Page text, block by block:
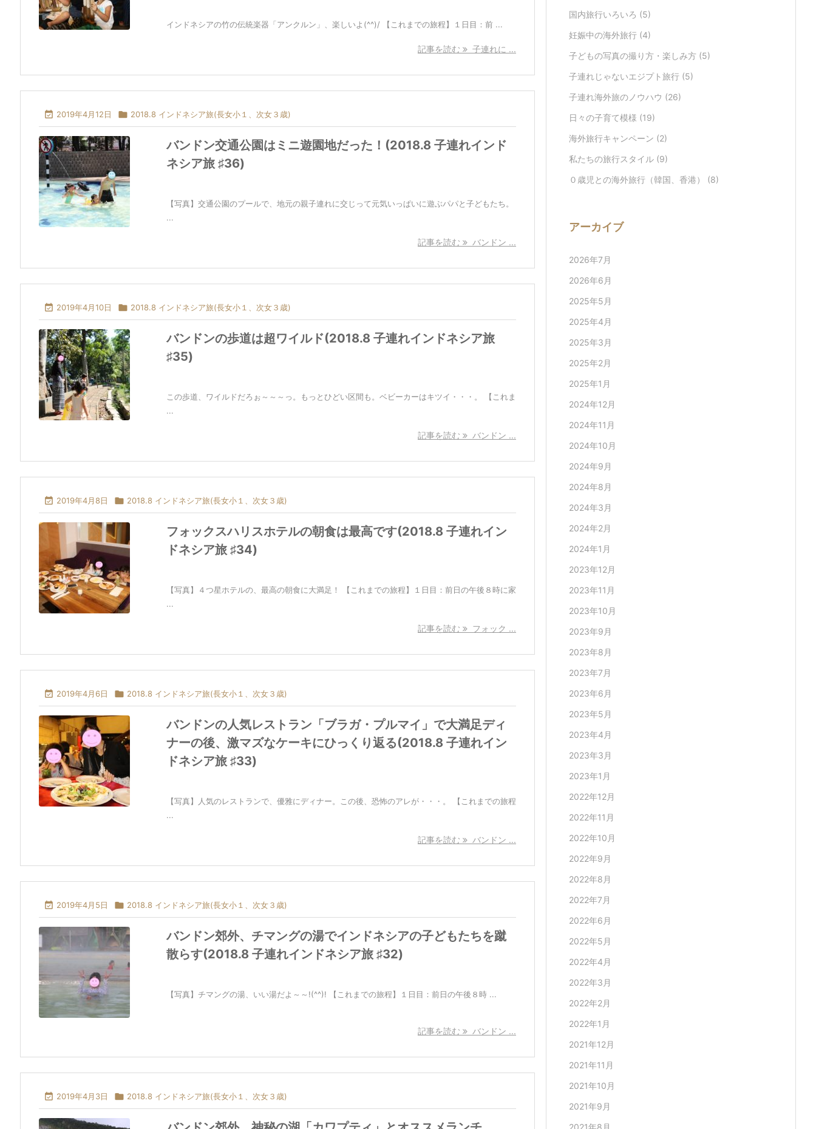
インドネシアの竹の伝統楽器「アンクルン」、楽しいよ(^^)/ 【これまでの旅程】１日目：前 ...
記事を読む 子連れに ...
 2019年4月12日  2018.8 インドネシア旅(長女小１、次女３歳)
バンドン交通公園はミニ遊園地だった！(2018.8 子連れインド
ネシア旅 ♯36)
【写真】交通公園のプールで、地元の親子連れに交じって元気いっぱいに遊ぶパパと子どもたち。
...
記事を読む バンドン ...
 2019年4月10日  2018.8 インドネシア旅(長女小１、次女３歳)
バンドンの歩道は超ワイルド(2018.8 子連れインドネシア旅
♯35)
この歩道、ワイルドだろぉ～～～っ。もっとひどい区間も。ベビーカーはキツイ・・・。 【これま
...
記事を読む バンドン ...
 2019年4月8日  2018.8 インドネシア旅(長女小１、次女３歳)
フォックスハリスホテルの朝食は最高です(2018.8 子連れイン
ドネシア旅 ♯34)
【写真】４つ星ホテルの、最高の朝食に大満足！ 【これまでの旅程】１日目：前日の午後８時に家
...
記事を読む フォック ...
 2019年4月6日  2018.8 インドネシア旅(長女小１、次女３歳)
バンドンの人気レストラン「ブラガ・プルマイ」で大満足ディ
ナーの後、激マズなケーキにひっくり返る(2018.8 子連れイン
ドネシア旅 ♯33)
【写真】人気のレストランで、優雅にディナー。この後、恐怖のアレが・・・。 【これまでの旅程
...
記事を読む バンドン ...
 2019年4月5日  2018.8 インドネシア旅(長女小１、次女３歳)
バンドン郊外、チマングの湯でインドネシアの子どもたちを蹴
散らす(2018.8 子連れインドネシア旅 ♯32)
【写真】チマングの湯、いい湯だよ～～!(^^)! 【これまでの旅程】１日目：前日の午後８時 ...
記事を読む バンドン ...
 2019年4月3日  2018.8 インドネシア旅(長女小１、次女３歳)
国内旅行いろいろ (5)
妊娠中の海外旅行 (4)
子どもの写真の撮り方・楽しみ方 (5)
子連れじゃないエジプト旅行 (5)
子連れ海外旅のノウハウ (26)
日々の子育て模様 (19)
海外旅行キャンペーン (2)
私たちの旅行スタイル (9)
０歳児との海外旅行（韓国、香港） (8)
アーカイブ
2026年7月
2026年6月
2025年5月
2025年4月
2025年3月
2025年2月
2025年1月
2024年12月
2024年11月
2024年10月
2024年9月
2024年8月
2024年3月
2024年2月
2024年1月
2023年12月
2023年11月
2023年10月
2023年9月
2023年8月
2023年7月
2023年6月
2023年5月
2023年4月
2023年3月
2023年1月
2022年12月
2022年11月
2022年10月
2022年9月
2022年8月
2022年7月
2022年6月
2022年5月
2022年4月
2022年3月
2022年2月
2022年1月
2021年12月
2021年11月
2021年10月
2021年9月
2021年8月